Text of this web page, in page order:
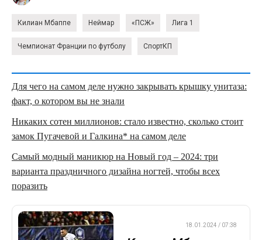
Килиан Мбаппе Неймар «ПСЖ» Лига 1
Чемпионат Франции по футболу СпортКП
Для чего на самом деле нужно закрывать крышку унитаза:
факт, о котором вы не знали
Никаких сотен миллионов: стало известно, сколько стоит
замок Пугачевой и Галкина* на самом деле
Самый модный маникюр на Новый год – 2024: три
варианта праздничного дизайна ногтей, чтобы всех
поразить
18.01.2024 / 07:38